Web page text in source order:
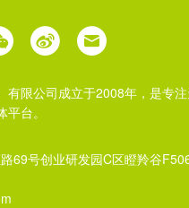
有限公司成立于2008年，是专
台。
69号创业研发园C区瞪羚谷